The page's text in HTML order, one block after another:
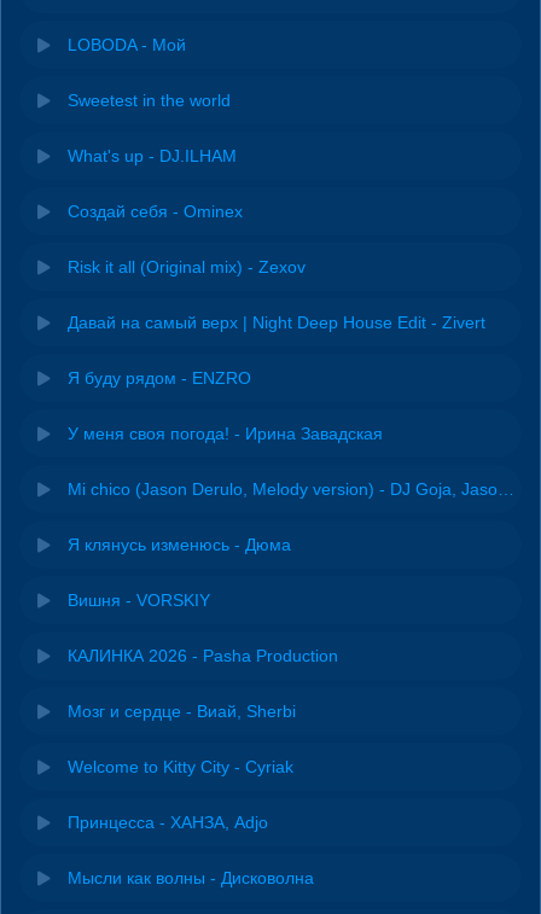
LOBODA - Мой
Sweetest in the world
What's up - DJ.ILHAM
Создай себя - Ominex
Risk it all (Original mix) - Zexov
Давай на самый верх | Night Deep House Edit - Zivert
Я буду рядом - ENZRO
У меня своя погода! - Ирина Завадская
Я клянусь изменюсь - Дюма
Вишня - VORSKIY
КАЛИНКА 2026 - Pasha Production
Мозг и сердце - Виай, Sherbi
Welcome to Kitty City - Cyriak
Принцесса - ХАНЗА, Adjo
Мысли как волны - Дисковолна